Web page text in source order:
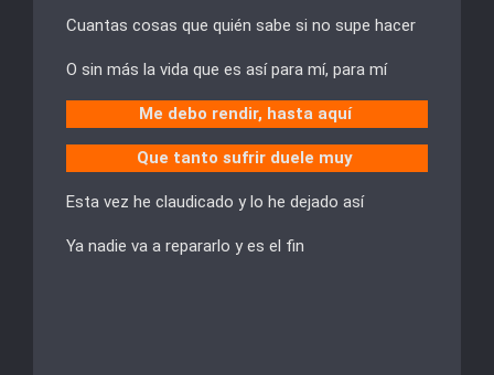
Cuantas cosas que quién sabe si no supe hacer
O sin más la vida que es así para mí, para mí
Me debo rendir, hasta aquí
Que tanto sufrir duele muy
Esta vez he claudicado y lo he dejado así
Ya nadie va a repararlo y es el fin